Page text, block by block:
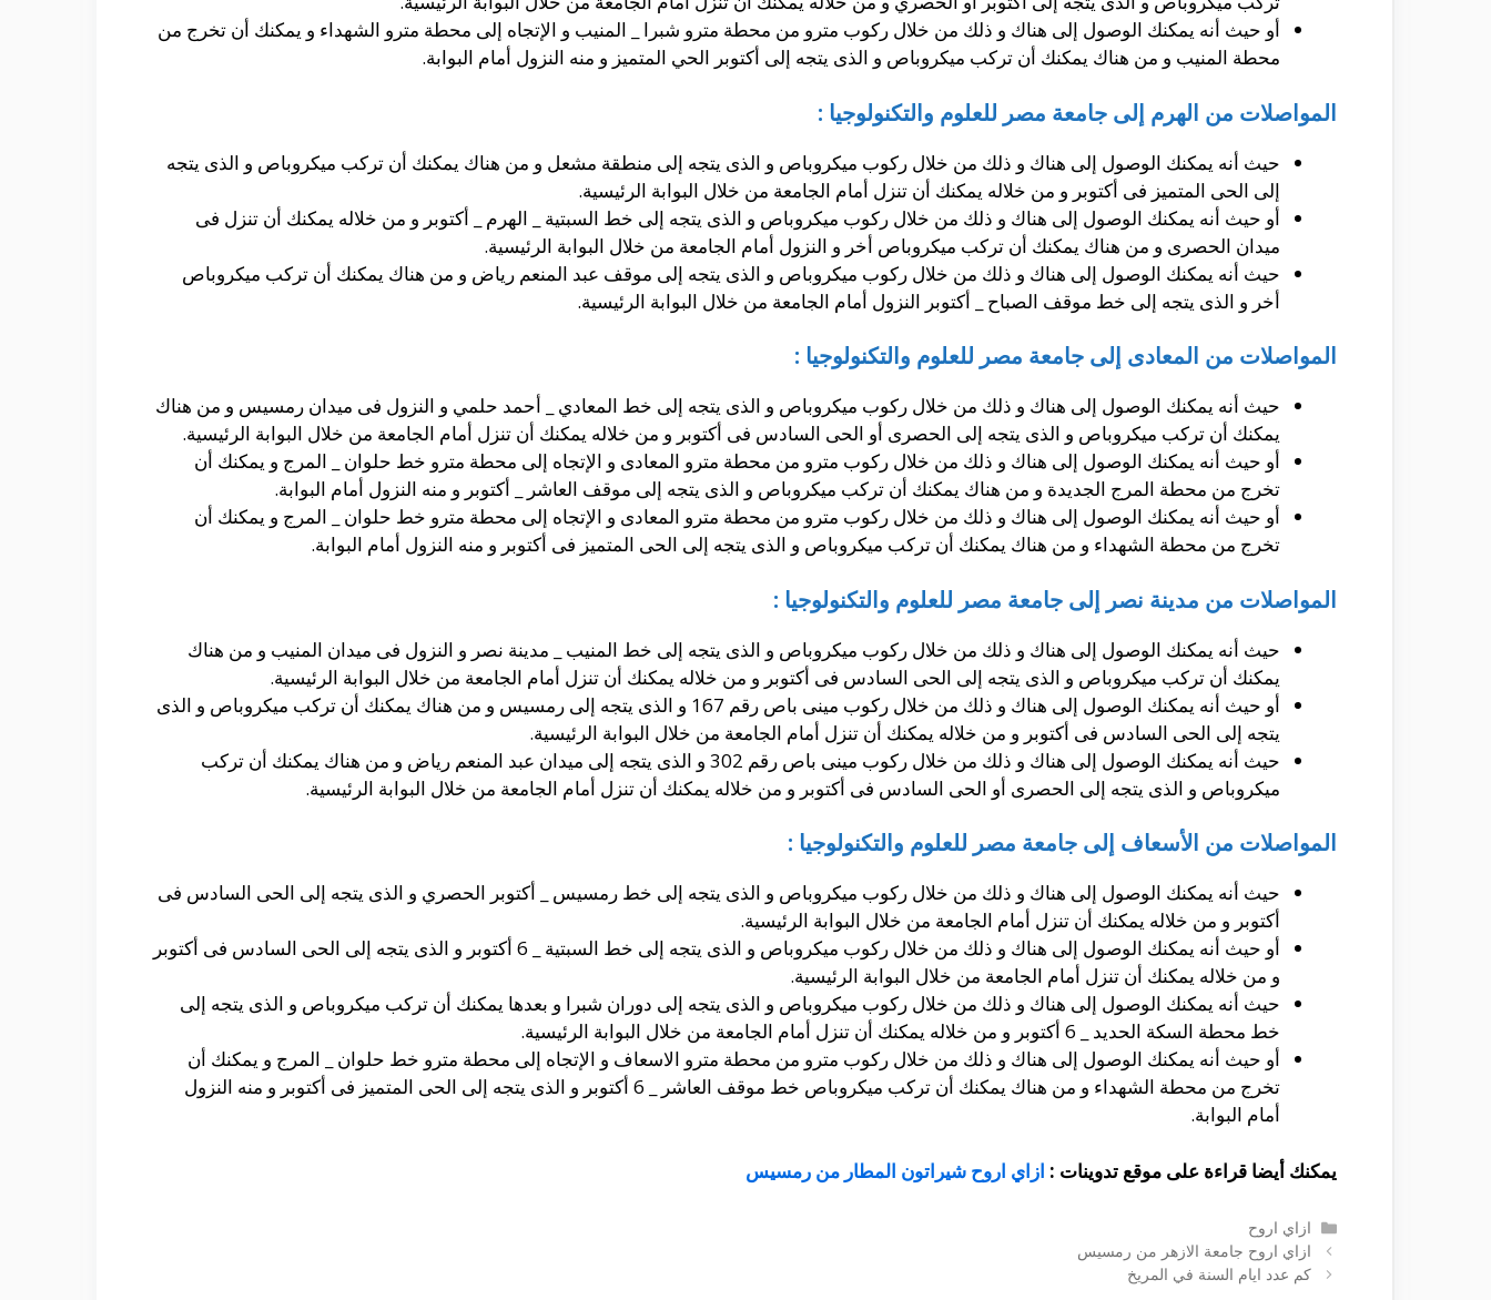
أو حيث أنه يمكنك الوصول إلى هناك و ذلك من خلال ركوب مترو من محطة مترو شبرا _ المنيب و الإتجاه إلى محطة مترو الشهداء و يمكنك أن تخرج من
محطة المنيب و من هناك يمكنك أن تركب ميكروباص و الذى يتجه إلى أكتوبر الحي المتميز و منه النزول أمام البوابة.
المواصلات من الهرم إلى جامعة مصر للعلوم والتكنولوجيا :
حيث أنه يمكنك الوصول إلى هناك و ذلك من خلال ركوب ميكروباص و الذى يتجه إلى منطقة مشعل و من هناك يمكنك أن تركب ميكروباص و الذى يتجه
إلى الحى المتميز فى أكتوبر و من خلاله يمكنك أن تنزل أمام الجامعة من خلال البوابة الرئيسية.
أو حيث أنه يمكنك الوصول إلى هناك و ذلك من خلال ركوب ميكروباص و الذى يتجه إلى خط السبتية _ الهرم _ أكتوبر و من خلاله يمكنك أن تنزل فى
ميدان الحصرى و من هناك يمكنك أن تركب ميكروباص أخر و النزول أمام الجامعة من خلال البوابة الرئيسية.
حيث أنه يمكنك الوصول إلى هناك و ذلك من خلال ركوب ميكروباص و الذى يتجه إلى موقف عبد المنعم رياض و من هناك يمكنك أن تركب ميكروباص
أخر و الذى يتجه إلى خط موقف الصباح _ أكتوبر النزول أمام الجامعة من خلال البوابة الرئيسية.
المواصلات من المعادى إلى جامعة مصر للعلوم والتكنولوجيا :
حيث أنه يمكنك الوصول إلى هناك و ذلك من خلال ركوب ميكروباص و الذى يتجه إلى خط المعادي _ أحمد حلمي و النزول فى ميدان رمسيس و من هناك
يمكنك أن تركب ميكروباص و الذى يتجه إلى الحصرى أو الحى السادس فى أكتوبر و من خلاله يمكنك أن تنزل أمام الجامعة من خلال البوابة الرئيسية.
أو حيث أنه يمكنك الوصول إلى هناك و ذلك من خلال ركوب مترو من محطة مترو المعادى و الإتجاه إلى محطة مترو خط حلوان _ المرج و يمكنك أن
تخرج من محطة المرج الجديدة و من هناك يمكنك أن تركب ميكروباص و الذى يتجه إلى موقف العاشر _ أكتوبر و منه النزول أمام البوابة.
أو حيث أنه يمكنك الوصول إلى هناك و ذلك من خلال ركوب مترو من محطة مترو المعادى و الإتجاه إلى محطة مترو خط حلوان _ المرج و يمكنك أن
تخرج من محطة الشهداء و من هناك يمكنك أن تركب ميكروباص و الذى يتجه إلى الحى المتميز فى أكتوبر و منه النزول أمام البوابة.
المواصلات من مدينة نصر إلى جامعة مصر للعلوم والتكنولوجيا :
حيث أنه يمكنك الوصول إلى هناك و ذلك من خلال ركوب ميكروباص و الذى يتجه إلى خط المنيب _ مدينة نصر و النزول فى ميدان المنيب و من هناك
يمكنك أن تركب ميكروباص و الذى يتجه إلى الحى السادس فى أكتوبر و من خلاله يمكنك أن تنزل أمام الجامعة من خلال البوابة الرئيسية.
أو حيث أنه يمكنك الوصول إلى هناك و ذلك من خلال ركوب مينى باص رقم 167 و الذى يتجه إلى رمسيس و من هناك يمكنك أن تركب ميكروباص و الذى
يتجه إلى الحى السادس فى أكتوبر و من خلاله يمكنك أن تنزل أمام الجامعة من خلال البوابة الرئيسية.
حيث أنه يمكنك الوصول إلى هناك و ذلك من خلال ركوب مينى باص رقم 302 و الذى يتجه إلى ميدان عبد المنعم رياض و من هناك يمكنك أن تركب
ميكروباص و الذى يتجه إلى الحصرى أو الحى السادس فى أكتوبر و من خلاله يمكنك أن تنزل أمام الجامعة من خلال البوابة الرئيسية.
المواصلات من الأسعاف إلى جامعة مصر للعلوم والتكنولوجيا :
حيث أنه يمكنك الوصول إلى هناك و ذلك من خلال ركوب ميكروباص و الذى يتجه إلى خط رمسيس _ أكتوبر الحصري و الذى يتجه إلى الحى السادس فى
أكتوبر و من خلاله يمكنك أن تنزل أمام الجامعة من خلال البوابة الرئيسية.
أو حيث أنه يمكنك الوصول إلى هناك و ذلك من خلال ركوب ميكروباص و الذى يتجه إلى خط السبتية _ 6 أكتوبر و الذى يتجه إلى الحى السادس فى أكتوبر
و من خلاله يمكنك أن تنزل أمام الجامعة من خلال البوابة الرئيسية.
حيث أنه يمكنك الوصول إلى هناك و ذلك من خلال ركوب ميكروباص و الذى يتجه إلى دوران شبرا و بعدها يمكنك أن تركب ميكروباص و الذى يتجه إلى
خط محطة السكة الحديد _ 6 أكتوبر و من خلاله يمكنك أن تنزل أمام الجامعة من خلال البوابة الرئيسية.
أو حيث أنه يمكنك الوصول إلى هناك و ذلك من خلال ركوب مترو من محطة مترو الاسعاف و الإتجاه إلى محطة مترو خط حلوان _ المرج و يمكنك أن
تخرج من محطة الشهداء و من هناك يمكنك أن تركب ميكروباص خط موقف العاشر _ 6 أكتوبر و الذى يتجه إلى الحى المتميز فى أكتوبر و منه النزول
أمام البوابة.
يمكنك أيضا قراءة على موقع تدوينات : ازاي اروح شيراتون المطار من رمسيس
التصنيفات
ازاي اروح
ازاي اروح جامعة الازهر من رمسيس
كم عدد ايام السنة في المريخ